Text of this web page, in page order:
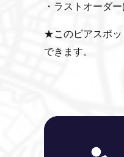
・ラストオーダ
★このビアスポッ
できます。